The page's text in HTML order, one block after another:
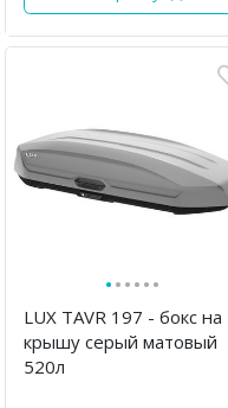
······
LUX TAVR 197 - бокс на
крышу серый матовый
520л